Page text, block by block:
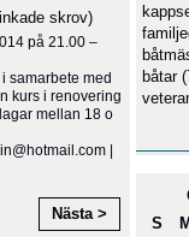
skrov)
på 21.00 –
samarbete med
kurs i renovering
mellan 18 o
|
Nästa >
båtar
S M